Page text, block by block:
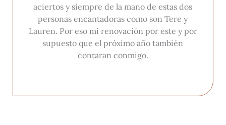
aciertos y siempre de la mano de estas dos
personas encantadoras como son Tere y
Lauren. Por eso mi renovación por este y por
supuesto que el próximo año también
contaran conmigo.